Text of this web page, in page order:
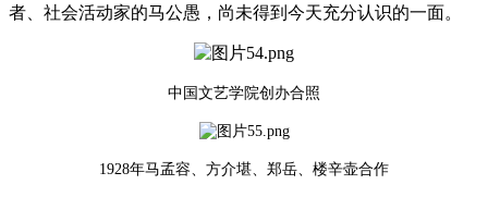
者、社会活动家的马公愚，尚未得到今天充分认识的一面。
中国文艺学院创办合照
1928年马孟容、方介堪、郑岳、楼辛壶合作